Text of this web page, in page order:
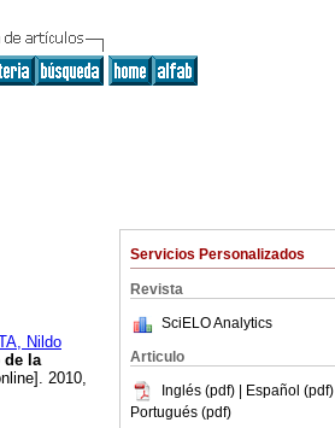
Servicios Personalizados
Revista
SciELO Analytics
Articulo
Inglés (pdf) | Español (pdf)
Portugués (pdf)
Nildo
de la
2010,